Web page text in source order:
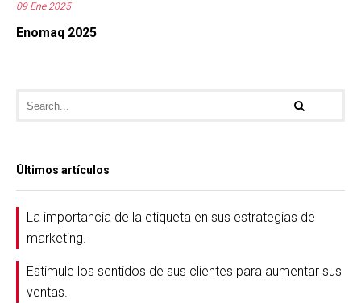
09 Ene 2025
Enomaq 2025
Últimos artículos
La importancia de la etiqueta en sus estrategias de
marketing.
Estimule los sentidos de sus clientes para aumentar sus
ventas.